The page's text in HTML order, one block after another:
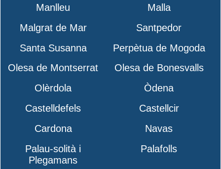
Manlleu
Malla
Malgrat de Mar
Santpedor
Santa Susanna
Perpètua de Mogoda
Olesa de Montserrat
Olesa de Bonesvalls
Olèrdola
Òdena
Castelldefels
Castellcir
Cardona
Navas
Palau-solità i
Plegamans
Palafolls